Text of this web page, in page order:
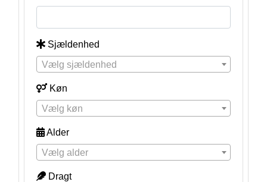
Sjældenhed
Vælg sjældenhed
Køn
Vælg køn
Alder
Vælg alder
Dragt